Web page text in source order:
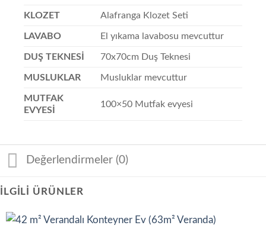
KLOZET Alafranga Klozet Seti
LAVABO El yıkama lavabosu mevcuttur
DUŞ TEKNESİ 70x70cm Duş Teknesi
MUSLUKLAR Musluklar mevcuttur
MUTFAK
EVYESİ
100×50 Mutfak evyesi
Değerlendirmeler (0)
İLGILI ÜRÜNLER